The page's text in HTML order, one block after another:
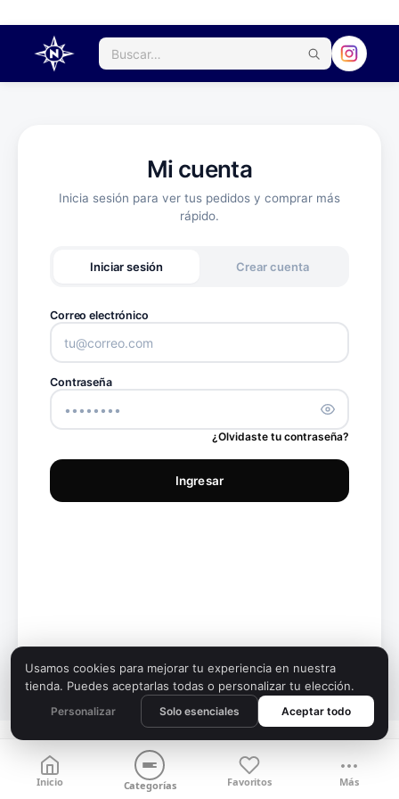
Mi cuenta
Inicia sesión para ver tus pedidos y comprar más
rápido.
Iniciar sesión Crear cuenta
Correo electrónico
Contraseña
¿Olvidaste tu contraseña?
Ingresar
Inicio Categorías Favoritos Más
Usamos cookies para mejorar tu experiencia en nuestra
tienda. Puedes aceptarlas todas o personalizar tu elección.
Personalizar Solo esenciales Aceptar todo